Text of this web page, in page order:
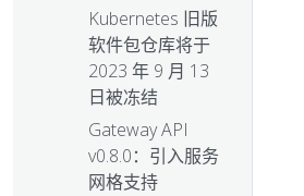
Kubernetes 旧版
软件包仓库将于
2023 年 9 月 13
日被冻结
Gateway API
v0.8.0：引入服务
网格支持